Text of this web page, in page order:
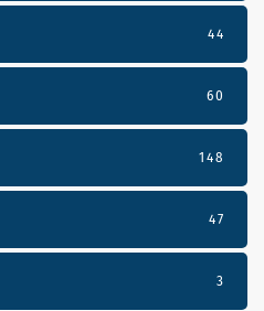
44
60
148
47
3